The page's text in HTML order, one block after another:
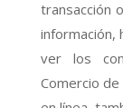
transacción
información,
ver los
Comercio